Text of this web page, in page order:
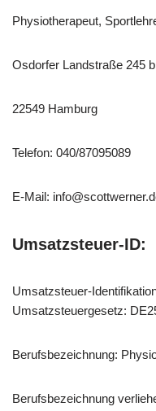
Physiotherapeut,
Osdorfer Landstraße 245 b
22549 Hamburg
Telefon: 040/87095089
E-Mail:
Umsatzsteuer-ID:
Umsatzsteuer-
Umsatzsteuergesetz:
Berufsbezeichnung:
Berufsbezeichnung